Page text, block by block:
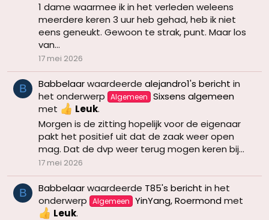
1 dame waarmee ik in het verleden weleens
meerdere keren 3 uur heb gehad, heb ik niet
eens geneukt. Gewoon te strak, punt. Maar los
van...
17 mei 2026
B Babbelaarwaardeerde alejandro1's bericht in
het onderwerp Algemeen
Sixsens algemeen
met
Leuk.
Morgen is de zitting hopelijk voor de eigenaar
pakt het positief uit dat de zaak weer open
mag. Dat de dvp weer terug mogen keren bij...
17 mei 2026
B Babbelaarwaardeerde T85's bericht in het
onderwerp Algemeen YinYang, Roermond met
Leuk.